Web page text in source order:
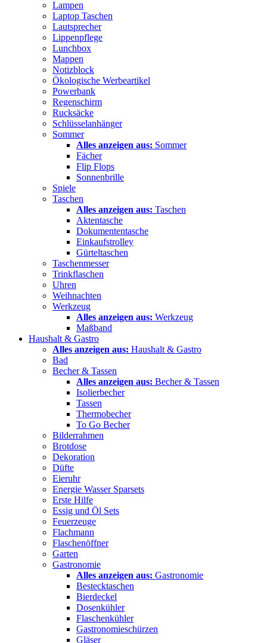
Lampen
Laptop Taschen
Lautsprecher
Lippenpflege
Lunchbox
Mappen
Notizblock
Ökologische Werbeartikel
Powerbank
Regenschirm
Rucksäcke
Schlüsselanhänger
Sommer
Alles anzeigen aus: Sommer
Fächer
Flip Flops
Sonnenbrille
Spiele
Taschen
Alles anzeigen aus: Taschen
Aktentasche
Dokumententasche
Einkaufstrolley
Gürteltaschen
Taschenmesser
Trinkflaschen
Uhren
Weihnachten
Werkzeug
Alles anzeigen aus: Werkzeug
Maßband
Haushalt & Gastro
Alles anzeigen aus: Haushalt & Gastro
Bad
Becher & Tassen
Alles anzeigen aus: Becher & Tassen
Isolierbecher
Tassen
Thermobecher
To Go Becher
Bilderrahmen
Brotdose
Dekoration
Düfte
Eieruhr
Energie Wasser Sparsets
Erste Hilfe
Essig und Öl Sets
Feuerzeuge
Flachmann
Flaschenöffner
Garten
Gastronomie
Alles anzeigen aus: Gastronomie
Bestecktaschen
Bierdeckel
Dosenkühler
Flaschenkühler
Gastronomieschürzen
Gläser